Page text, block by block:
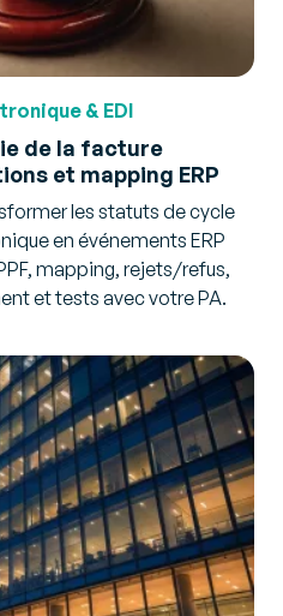
& EDI
de la facture
et mapping ERP
les statuts de cycle
en événements ERP
mapping, rejets/refus,
et tests avec votre PA.